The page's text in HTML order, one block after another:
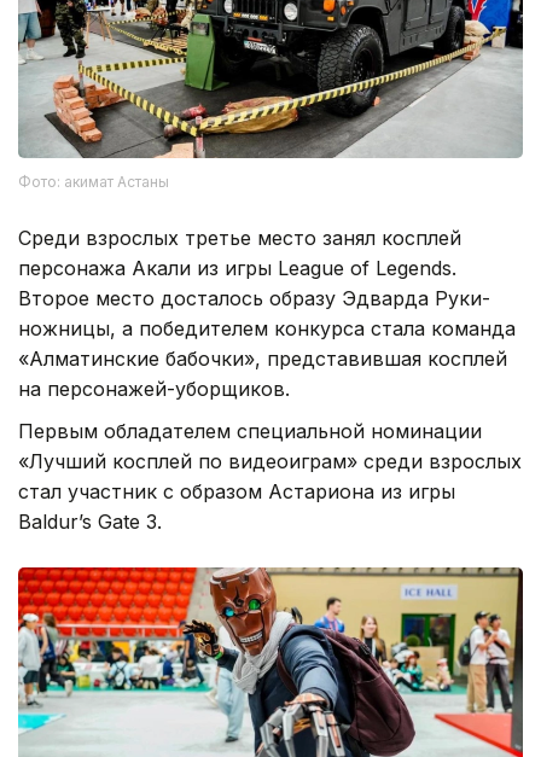
Фото: акимат Астаны
Среди взрослых третье место занял косплей
персонажа Акали из игры League of Legends.
Второе место досталось образу Эдварда Руки-
ножницы, а победителем конкурса стала команда
«Алматинские бабочки», представившая косплей
на персонажей-уборщиков.
Первым обладателем специальной номинации
«Лучший косплей по видеоиграм» среди взрослых
стал участник с образом Астариона из игры
Baldur’s Gate 3.